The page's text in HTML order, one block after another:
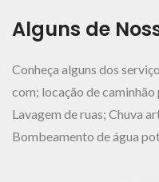
Alguns de
Conheça alguns dos
com; locação de
Lavagem de ruas; Chuva
Bombeamento de água